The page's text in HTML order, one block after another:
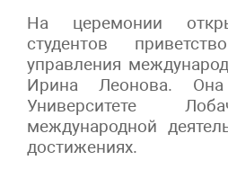
На церемонии
студентов
управления
Ирина Леонова.
Университете
международной
достижениях.